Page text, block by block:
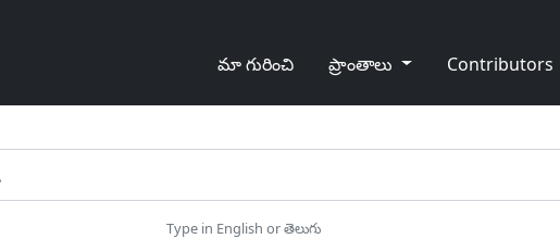
మా గురించి ప్రాంతాలు Contributors
Type in English or తెలుగు